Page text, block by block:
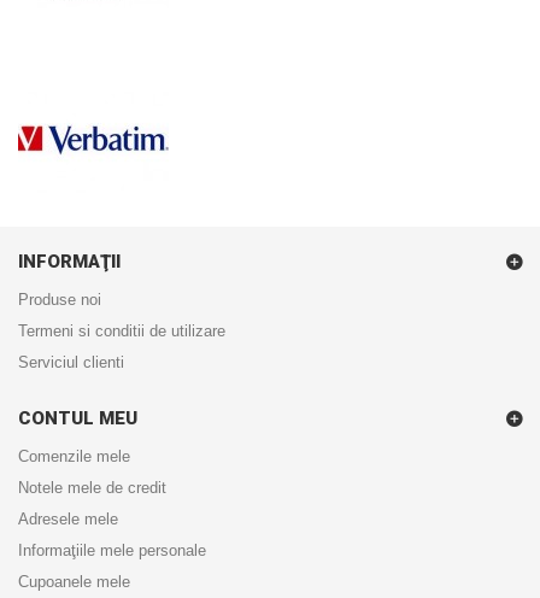
INFORMAŢII
Produse noi
Termeni si conditii de utilizare
Serviciul clienti
CONTUL MEU
Comenzile mele
Notele mele de credit
Adresele mele
Informaţiile mele personale
Cupoanele mele